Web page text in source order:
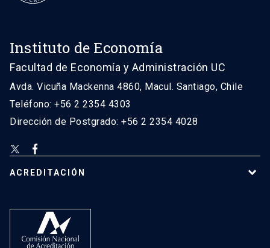
Instituto de Economía
Facultad de Economía y Administración UC
Avda. Vicuña Mackenna 4860, Macul. Santiago, Chile
Teléfono: +56 2 2354 4303
Dirección de Postgrado: +56 2 2354 4028
ACREDITACIÓN